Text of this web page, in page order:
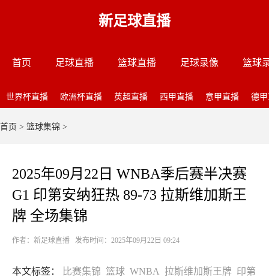
新足球直播
首页 足球直播 篮球直播 足球录像 篮球
世界杯直播 欧洲杯直播 英超直播 西甲直播 意甲直播 德
首页 > 篮球集锦 >
2025年09月22日 WNBA季后赛半决赛
G1 印第安纳狂热 89-73 拉斯维加斯王
牌 全场集锦
作者：新足球直播 发布时间：2025年09月22日 09:24
本文标签： 比赛集锦 篮球 WNBA 拉斯维加斯王牌 印第